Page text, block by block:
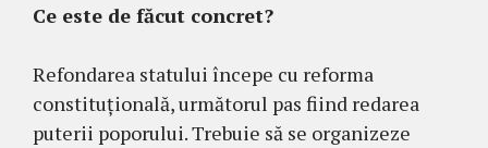
Ce este de făcut concret?
Refondarea statului începe cu reforma
constituțională, următorul pas fiind redarea
puterii poporului. Trebuie să se organizeze